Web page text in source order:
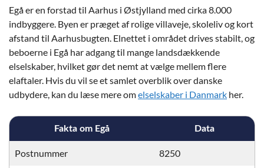
Egå er en forstad til Aarhus i Østjylland med cirka 8.000
indbyggere. Byen er præget af rolige villaveje, skoleliv og kort
afstand til Aarhusbugten. Elnettet i området drives stabilt, og
beboerne i Egå har adgang til mange landsdækkende
elselskaber, hvilket gør det nemt at vælge mellem flere
elaftaler. Hvis du vil se et samlet overblik over danske
udbydere, kan du læse mere omelselskaber i Danmark her.
Fakta om Egå Data
Postnummer 8250